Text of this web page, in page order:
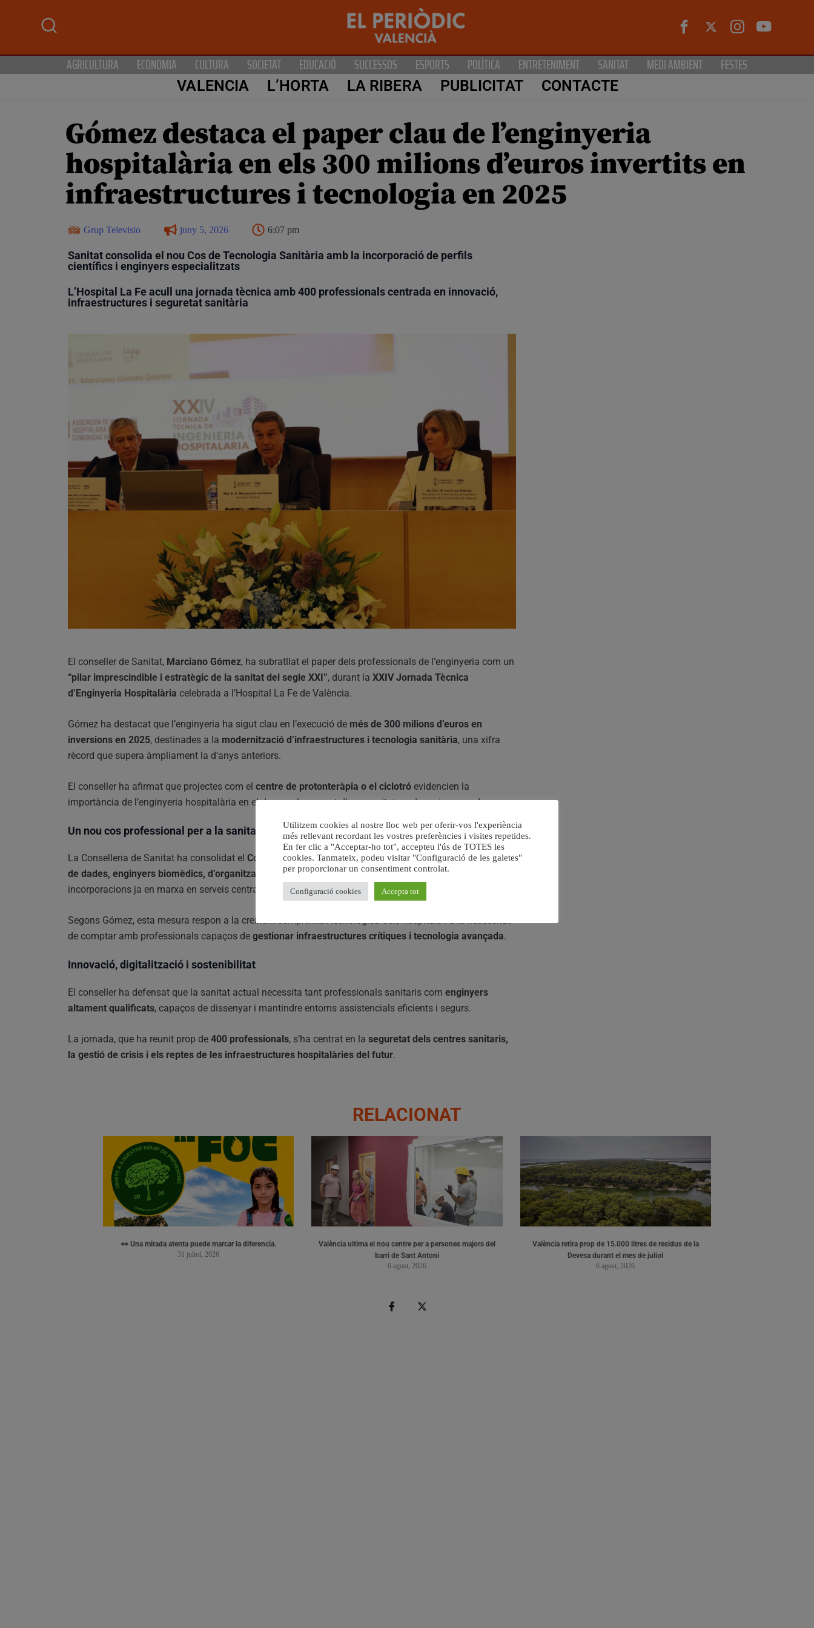
AGRICULTURA ECONOMIA CULTURA SOCIETAT EDUCACIÓ SUCCESSOS ESPORTS POLÍTICA ENTRETENIMENT SANITAT MEDI AMBIENT FESTES
VALENCIA L’HORTA LA RIBERA PUBLICITAT CONTACTE
Gómez destaca el paper clau de l’enginyeria
hospitalària en els 300 milions d’euros invertits en
infraestructures i tecnologia en 2025
Grup Televisio juny 5, 2026 6:07 pm
Sanitat consolida el nou Cos de Tecnologia Sanitària amb la incorporació de perfils
científics i enginyers especialitzats
L’Hospital La Fe acull una jornada tècnica amb 400 professionals centrada en innovació,
infraestructures i seguretat sanitària
El conseller de Sanitat, Marciano Gómez, ha subratllat el paper dels professionals de l’enginyeria com un
“pilar imprescindible i estratègic de la sanitat del segle XXI”, durant la XXIV Jornada Tècnica
d’Enginyeria Hospitalària celebrada a l’Hospital La Fe de València.
Gómez ha destacat que l’enginyeria ha sigut clau en l’execució de més de 300 milions d’euros en
inversions en 2025, destinades a la modernització d’infraestructures i tecnologia sanitària, una xifra
rècord que supera àmpliament la d’anys anteriors.
El conseller ha afirmat que projectes com el centre de protonteràpia o el ciclotró evidencien la
importància de l’enginyeria hospitalària en el desenvolupament d’una sanitat moderna i avançada.
Un nou cos professional per a la sanitat del futur
La Conselleria de Sanitat ha consolidat el Cos de Tecnologia Sanitària, integrat per perfils comcientífics
de dades, enginyers biomèdics, d’organització, biotecnòlegs i informàtics, amb les primeres
incorporacions ja en marxa en serveis centrals.
Segons Gómez, esta mesura respon a la creixent complexitat tecnològica dels hospitals i a la necessitat
de comptar amb professionals capaços de gestionar infraestructures crítiques i tecnologia avançada.
Innovació, digitalització i sostenibilitat
El conseller ha defensat que la sanitat actual necessita tant professionals sanitaris com enginyers
altament qualificats, capaços de dissenyar i mantindre entorns assistencials eficients i segurs.
La jornada, que ha reunit prop de 400 professionals, s’ha centrat en la seguretat dels centres sanitaris,
la gestió de crisis i els reptes de les infraestructures hospitalàries del futur.
RELACIONAT
👀 Una mirada atenta puede marcar la diferencia.
31 juliol, 2026
València ultima el nou centre per a persones majors del
barri de Sant Antoni
6 agost, 2026
València retira prop de 15.000 litres de residus de la
Devesa durant el mes de juliol
6 agost, 2026
Utilitzem cookies al nostre lloc web per oferir-vos l'experiència
més rellevant recordant les vostres preferències i visites repetides.
En fer clic a "Acceptar-ho tot", accepteu l'ús de TOTES les
cookies. Tanmateix, podeu visitar "Configuració de les galetes"
per proporcionar un consentiment controlat.
Configuració cookies Accepta tot